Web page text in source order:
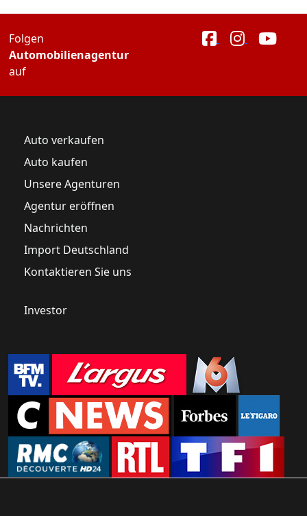
Folgen
Automobilienagentur
auf
Auto verkaufen
Auto kaufen
Unsere Agenturen
Agentur eröffnen
Nachrichten
Import Deutschland
Kontaktieren Sie uns
Investor